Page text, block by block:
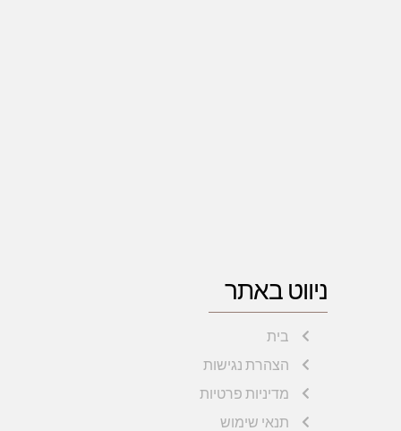
ניווט באתר
בית
הצהרת נגישות
מדיניות פרטיות
תנאי שימוש